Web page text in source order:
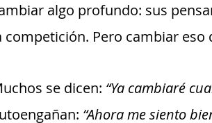
algo profundo: sus
competición. Pero cambiar eso
se dicen: “Ya cambiaré
“Ahora me siento